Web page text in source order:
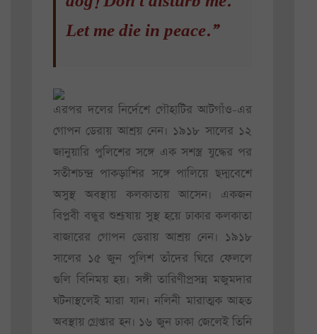
Let me die in peace.”
এরপর দলের নির্দেশে গৌহাটির আটগাঁও-এর
গোপন ডেরায় আশ্রয় নেন। ১৯১৮ সালের ১২
জানুয়ারি পুলিশের সঙ্গে এক সশস্ত্র যুদ্ধের পর
সতীশচন্দ্র পাকড়াশির সঙ্গে পালিয়ে ছদ্মবেশে
অসুস্থ অবস্থায় কলকাতায় আসেন। একজন
বিপ্লবী বন্ধুর শুশ্রূষায় সুস্থ হয়ে ঢাকার কলকাতা
বাজারের গোপন ডেরায় আশ্রয় নেন। ১৯১৮
সালের ১৫ জুন পুলিশ তাঁদের ঘিরে ফেললে
গুলি বিনিময় হয়। সঙ্গী তারিণীপ্রসন্ন মজুমদার
ঘটনাস্থলেই মারা যান। নলিনী মারাত্মক আহত
অবস্থায় গ্রেপ্তার হন। ১৬ জুন ঢাকা জেলেই তিনি